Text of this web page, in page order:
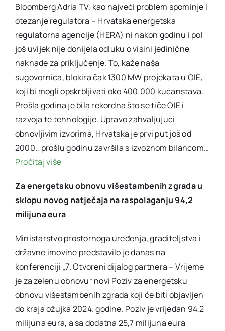
Bloomberg Adria TV, kao najveći problem spominje i
otezanje regulatora – Hrvatska energetska
regulatorna agencije (HERA) ni nakon godinu i pol
još uvijek nije donijela odluku o visini jedinične
naknade za priključenje. To, kaže naša
sugovornica, blokira čak 1300 MW projekata u OIE,
koji bi mogli opskrbljivati oko 400.000 kućanstava.
Prošla godina je bila rekordna što se tiče OIE i
razvoja te tehnologije. Upravo zahvaljujući
obnovljivim izvorima, Hrvatska je prvi put još od
2000., prošlu godinu završila s izvoznom bilancom…
Pročitaj više
Za energetsku obnovu višestambenih zgrada u
sklopu novog natječaja na raspolaganju 94,2
milijuna eura
Ministarstvo prostornoga uređenja, graditeljstva i
državne imovine predstavilo je danas na
konferenciji „7. Otvoreni dijalog partnera – Vrijeme
je za zelenu obnovu“ novi Poziv za energetsku
obnovu višestambenih zgrada koji će biti objavljen
do kraja ožujka 2024. godine. Poziv je vrijedan 94,2
milijuna eura, a sa dodatna 25,7 milijuna eura